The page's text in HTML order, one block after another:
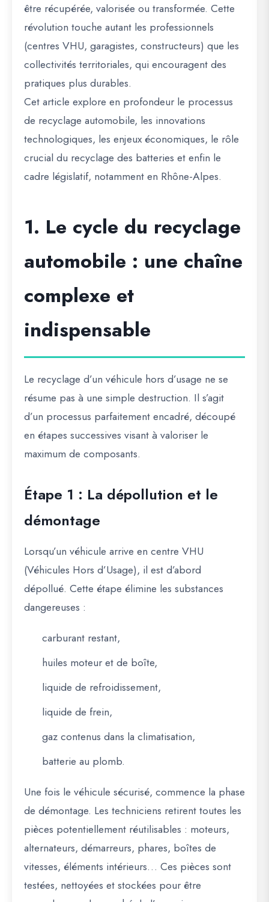
être récupérée, valorisée ou transformée. Cette
révolution touche autant les professionnels
(centres VHU, garagistes, constructeurs) que les
collectivités territoriales, qui encouragent des
pratiques plus durables.
Cet article explore en profondeur le processus
de recyclage automobile, les innovations
technologiques, les enjeux économiques, le rôle
crucial du recyclage des batteries et enfin le
cadre législatif, notamment en Rhône-Alpes.
1. Le cycle du recyclage
automobile : une chaîne
complexe et
indispensable
Le recyclage d’un véhicule hors d’usage ne se
résume pas à une simple destruction. Il s’agit
d’un processus parfaitement encadré, découpé
en étapes successives visant à valoriser le
maximum de composants.
Étape 1 : La dépollution et le
démontage
Lorsqu’un véhicule arrive en centre VHU
(Véhicules Hors d’Usage), il est d’abord
dépollué. Cette étape élimine les substances
dangereuses :
carburant restant,
huiles moteur et de boîte,
liquide de refroidissement,
liquide de frein,
gaz contenus dans la climatisation,
batterie au plomb.
Une fois le véhicule sécurisé, commence la phase
de démontage. Les techniciens retirent toutes les
pièces potentiellement réutilisables : moteurs,
alternateurs, démarreurs, phares, boîtes de
vitesses, éléments intérieurs… Ces pièces sont
testées, nettoyées et stockées pour être